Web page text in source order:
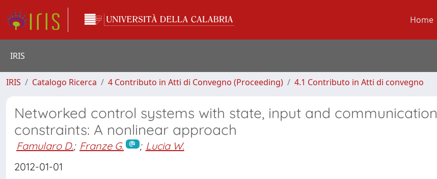
Home
IRIS
IRIS Catalogo Ricerca 4 Contributo in Atti di Convegno (Proceeding) 4.1 Contributo in Atti di convegno
Networked control systems with state, input and communication
constraints: A nonlinear approach
Famularo D.; Franze G. ; Lucia W.
2012-01-01